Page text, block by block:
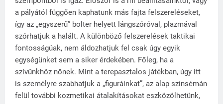
a pályától függően kaphatunk más fajta felszereléseket,
így az „egyszerű” bolter helyett lángszóróval, plazmával
szórhatjuk a halált. A különböző felszerelések taktikai
fontosságúak, nem áldozhatjuk fel csak úgy egyik
egységünket sem a siker érdekében. Főleg, ha a
szívünkhöz nőnek. Mint a terepasztalos játékban, úgy itt
is személyre szabhatjuk a „figuráinkat”, az alap színsémán
felül további kozmetikai átalakításokat eszközölhetünk,